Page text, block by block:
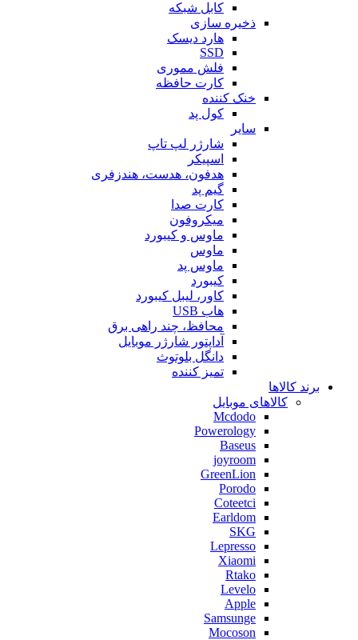
کابل شبکه
ذخیره سازی
هارد دیسک
SSD
فلش مموری
کارت حافظه
خنک کننده
کول پد
سایر
شارژر لپ تاپ
اسپیکر
هدفون، هدست، هندزفری
گیم پد
کارت صدا
میکروفون
ماوس و کیبورد
ماوس
ماوس پد
کیبورد
کاور، لیبل کیبورد
هاب USB
محافظ، چند راهی برق
آداپتور شارژر موبایل
دانگل بلوتوث
تمیز کننده
برند کالاها
کالاهای موبایل
Mcdodo
Powerology
Baseus
joyroom
GreenLion
Porodo
Coteetci
Earldom
SKG
Lepresso
Xiaomi
Rtako
Levelo
Apple
Samsunge
Mocoson